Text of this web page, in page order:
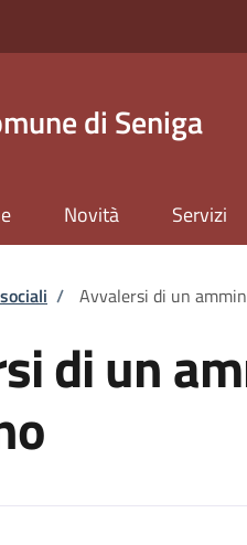
di Seniga
Novità Servizi
di pane
/ Avvalersi di un
di un